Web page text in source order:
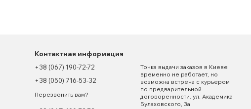
Контактная информация
+38 (067) 190-72-72
+38 (050) 716-53-32
Перезвонить вам?
Точка выдачи заказов в Киеве
временно не работает, но
возможна встреча с курьером
по предварительной
договоренности. ул. Академика
Булаховского, 3а